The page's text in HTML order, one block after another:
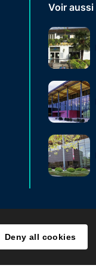
Voir aussi
DES DONNÉES
Deny all cookies